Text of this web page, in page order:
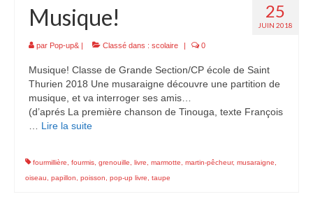
25
JUIN 2018
Musique!
par Pop-up& | Classé dans : scolaire | 0
Musique! Classe de Grande Section/CP école de Saint
Thurien 2018 Une musaraigne découvre une partition de
musique, et va interroger ses amis…
(d’aprés La première chanson de Tinouga, texte François
Lire la suite­­
fourmillière fourmis grenouille livre marmotte martin-pêcheur, musaraigne
oiseau
papillon poisson pop-up livre taupe